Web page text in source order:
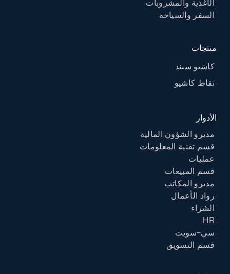
الأغذية والمشروبات
السفر والسياحة
منتجات
كاشيو سبند
نقاط كاشيو
الأدوار
مديرو الشؤون المالية
قسم تقنية المعلومات
عمليات
قسم المبيعات
مديرو المكاتب
رواد الأعمال
الشراء
HR
سي-سويت
قسم التسويق